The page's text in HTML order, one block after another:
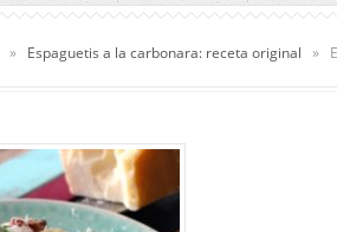
» Espaguetis a la carbonara: receta original »